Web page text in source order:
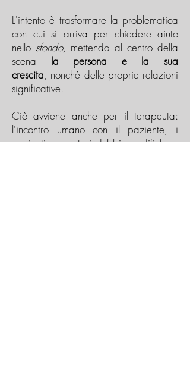
L'intento è trasformare la problematica
con cui si arriva per chiedere aiuto
nello sfondo, mettendo al centro della
scena la persona e la sua
crescita, nonché delle proprie relazioni
significative.
Ciò avviene anche per il terapeuta:
l'incontro umano con il paziente, i
pazienti, apporta indubbie modifiche e